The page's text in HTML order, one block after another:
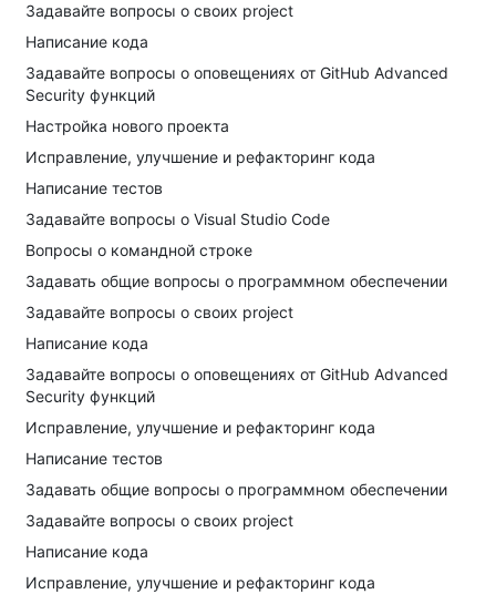
Задавайте вопросы о своих project
Написание кода
Задавайте вопросы о оповещениях от GitHub Advanced
Security функций
Настройка нового проекта
Исправление, улучшение и рефакторинг кода
Написание тестов
Задавайте вопросы о Visual Studio Code
Вопросы о командной строке
Задавать общие вопросы о программном обеспечении
Задавайте вопросы о своих project
Написание кода
Задавайте вопросы о оповещениях от GitHub Advanced
Security функций
Исправление, улучшение и рефакторинг кода
Написание тестов
Задавать общие вопросы о программном обеспечении
Задавайте вопросы о своих project
Написание кода
Исправление, улучшение и рефакторинг кода